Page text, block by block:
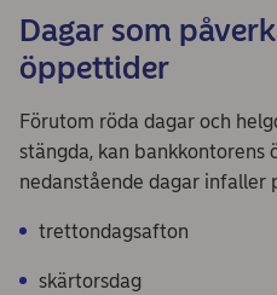
Dagar som
öppettider
Förutom röda dagar och
stängda, kan bankkontorens
nedanstående dagar infaller
trettondagsafton
skärtorsdag